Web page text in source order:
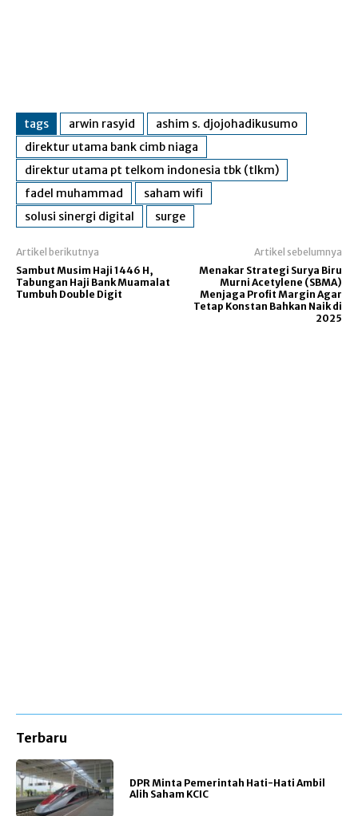
tags arwin rasyid
ashim s. djojohadikusumo
direktur utama bank cimb niaga
direktur utama pt telkom indonesia tbk (tlkm)
fadel muhammad
saham wifi
solusi sinergi digital
surge
Artikel berikutnya
Sambut Musim Haji 1446 H,
Tabungan Haji Bank Muamalat
Tumbuh Double Digit
Artikel sebelumnya
Menakar Strategi Surya Biru
Murni Acetylene (SBMA)
Menjaga Profit Margin Agar
Tetap Konstan Bahkan Naik di
2025
Terbaru
DPR Minta Pemerintah Hati-Hati Ambil
Alih Saham KCIC